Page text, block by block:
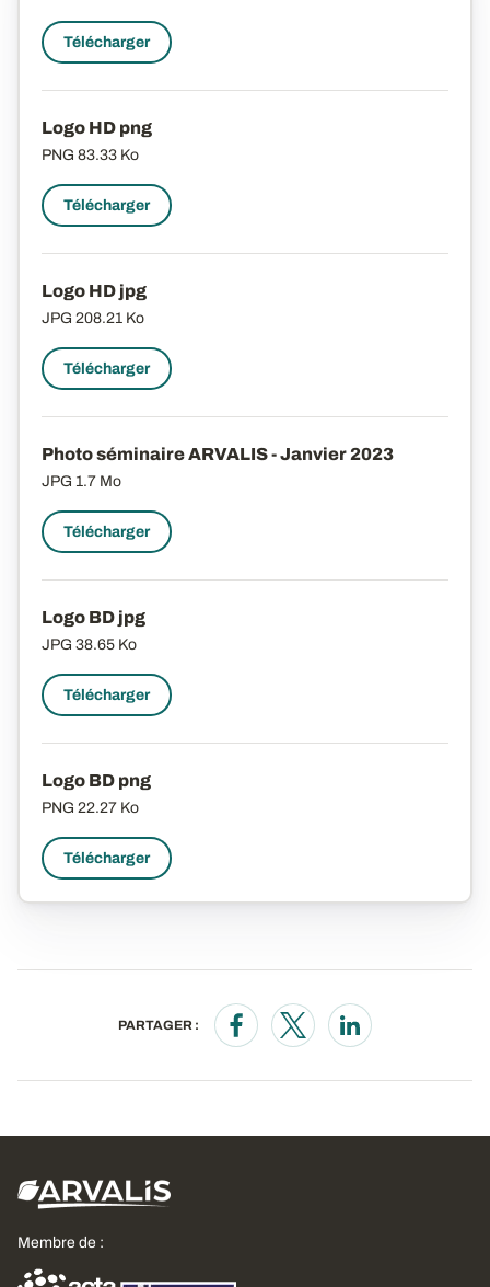
Télécharger
Logo HD png
PNG 83.33 Ko
Télécharger
Logo HD jpg
JPG 208.21 Ko
Télécharger
Photo séminaire ARVALIS - Janvier 2023
JPG 1.7 Mo
Télécharger
Logo BD jpg
JPG 38.65 Ko
Télécharger
Logo BD png
PNG 22.27 Ko
Télécharger
PARTAGER :
Opens in a new window
Opens in a new window
Opens in a new
Membre de :